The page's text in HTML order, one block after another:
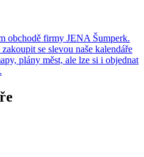
obchodě firmy JENA Šumperk.
se slevou naše kalendáře
plány měst, ale lze si i objednat